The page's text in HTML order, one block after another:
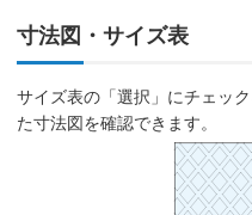
寸法図・サイズ表
サイズ表の「選択」にチェッ
た寸法図を確認できます。